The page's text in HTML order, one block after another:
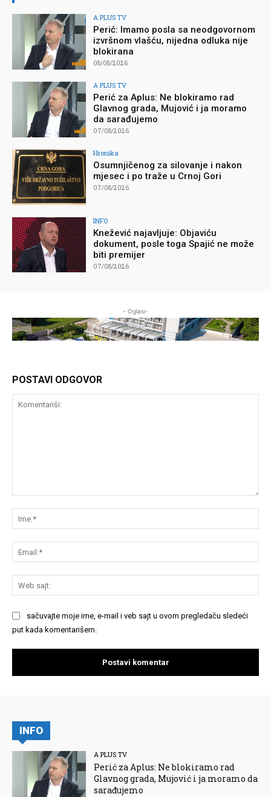
A PLUS TV
Perić: Imamo posla sa neodgovornom
izvršnom vlašću, nijedna odluka nije
blokirana
08/08/2026
A PLUS TV
Perić za Aplus: Ne blokiramo rad
Glavnog grada, Mujović i ja moramo
da sarađujemo
07/08/2026
Hronika
Osumnjičenog za silovanje i nakon
mjesec i po traže u Crnoj Gori
07/08/2026
INFO
Knežević najavljuje: Objaviću
dokument, posle toga Spajić ne može
biti premijer
07/08/2026
- Oglasi-
POSTAVI ODGOVOR
sačuvajte moje ime, e-mail i veb sajt u ovom pregledaču sledeći
put kada komentarišem.
INFO
A PLUS TV
Perić za Aplus: Ne blokiramo rad
Glavnog grada, Mujović i ja moramo da
sarađujemo